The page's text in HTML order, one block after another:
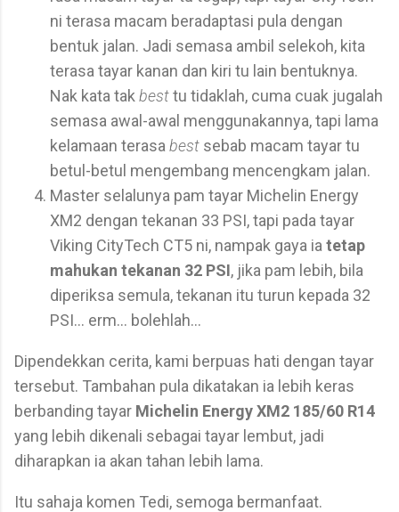
ni terasa macam beradaptasi pula dengan
bentuk jalan. Jadi semasa ambil selekoh, kita
terasa tayar kanan dan kiri tu lain bentuknya.
Nak kata takbesttu tidaklah, cuma cuak jugalah
semasa awal-awal menggunakannya, tapi lama
kelamaan terasabest sebab macam tayar tu
betul-betul mengembang mencengkam jalan.
Master selalunya pam tayar Michelin Energy
XM2 dengan tekanan 33 PSI, tapi pada tayar
Viking CityTech CT5 ni, nampak gaya iatetap
mahukan tekanan 32 PSI, jika pam lebih, bila
diperiksa semula, tekanan itu turun kepada 32
PSI... erm... bolehlah...
Dipendekkan cerita, kami berpuas hati dengan tayar
tersebut. Tambahan pula dikatakan ia lebih keras
berbanding tayar Michelin Energy XM2 185/60 R14
yang lebih dikenali sebagai tayar lembut, jadi
diharapkan ia akan tahan lebih lama.
Itu sahaja komen Tedi, semoga bermanfaat.